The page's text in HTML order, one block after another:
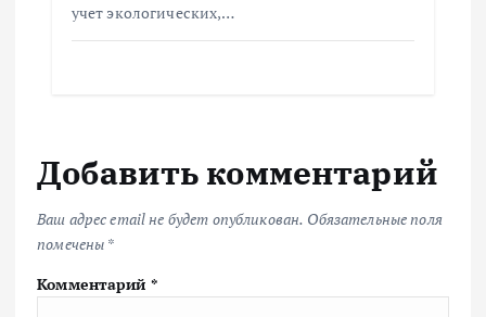
учет экологических,…
Добавить комментарий
Ваш адрес email не будет опубликован. Обязательные поля
помечены *
Комментарий *